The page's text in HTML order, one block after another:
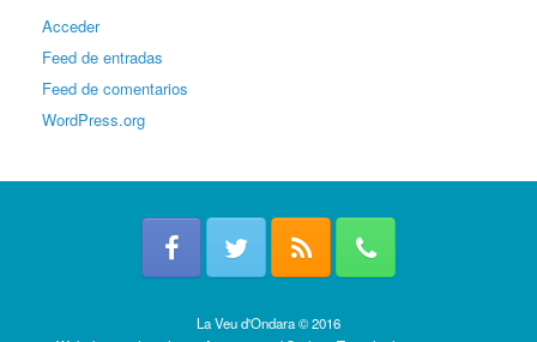
Acceder
Feed de entradas
Feed de comentarios
WordPress.org
La Veu d'Ondara © 2016